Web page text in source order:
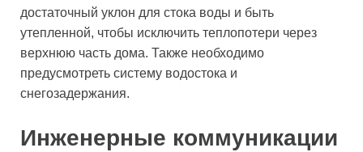
достаточный уклон для стока воды и быть
утепленной, чтобы исключить теплопотери через
верхнюю часть дома. Также необходимо
предусмотреть систему водостока и
снегозадержания.
Инженерные коммуникации